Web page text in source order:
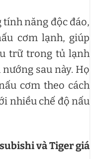
năng độc đáo,
cơm lạnh, giúp
trữ trong tủ lạnh
sau này. Họ
cơm theo cách
nhiều chế độ nấu
và Tiger giá